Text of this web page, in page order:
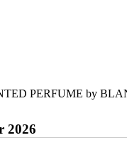
PERFUME by
2026